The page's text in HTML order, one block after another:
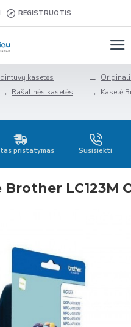
REGISTRUOTIS
kasetės
Rašalinės kasetės
Kasetė
pristatymas Susisiekti
Brother LC123M